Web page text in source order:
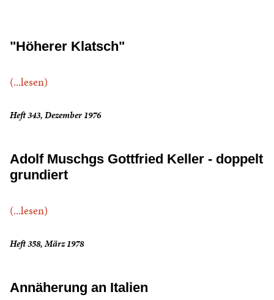
"Höherer Klatsch"
(...lesen)
Heft 343, Dezember 1976
Adolf Muschgs Gottfried Keller - doppelt
grundiert
(...lesen)
Heft 358, März 1978
Annäherung an Italien